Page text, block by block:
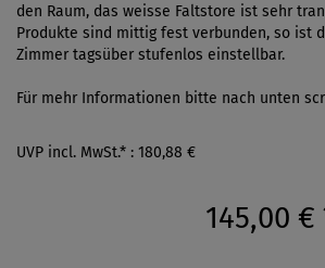
den Raum, das weisse Faltstore ist sehr
Produkte sind mittig fest verbunden, so ist
Zimmer tagsüber stufenlos einstellbar.
Für mehr Informationen bitte nach unten
UVP incl. MwSt.* : 180,88 €
145,00 €